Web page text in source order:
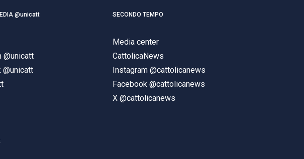
@unicatt
@unicatt
@unicatt
SECONDO TEMPO
Media center
CattolicaNews
Instagram @cattolicanews
Facebook @cattolicanews
X @cattolicanews